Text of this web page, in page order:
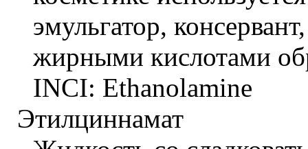
эмульгатор,
жирными кислотами
INCI: Ethanolamine
Этилциннамат